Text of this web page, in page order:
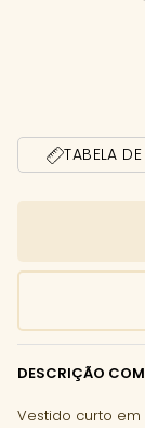
TABELA
DESCRIÇÃO
Vestido curto